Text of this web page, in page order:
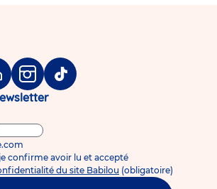
Instagram
Tiktok
confirme avoir lu et accepté
du site Babilou (obligatoire)